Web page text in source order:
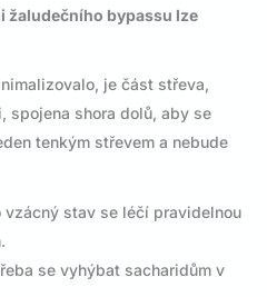
žaludečního bypassu lze
je část střeva,
spojena shora dolů, aby se
tenkým střevem a nebude
vzácný stav se léčí pravidelnou
se vyhýbat sacharidům v